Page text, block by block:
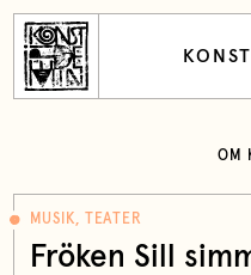
OM
MUSIK, TEATER
Fröken Sill